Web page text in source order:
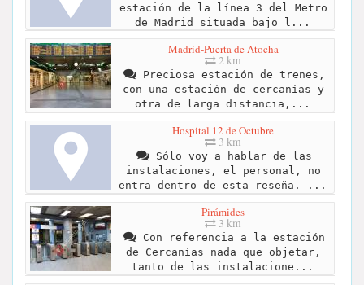
estación de la línea 3 del Metro
de Madrid situada bajo l...
Madrid-Puerta de Atocha
2 km
Preciosa estación de trenes,
con una estación de cercanías y
otra de larga distancia,...
Hospital 12 de Octubre
3 km
Sólo voy a hablar de las
instalaciones, el personal, no
entra dentro de esta reseña. ...
Pirámides
3 km
Con referencia a la estación
de Cercanías nada que objetar,
tanto de las instalacione...